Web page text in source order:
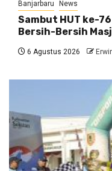
Banjarbaru News
Sambut HUT ke-
Bersih-Bersih
6 Agustus 2026